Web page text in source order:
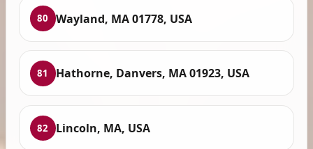
80 Wayland, MA 01778, USA
81 Hathorne, Danvers, MA 01923, USA
82 Lincoln, MA, USA